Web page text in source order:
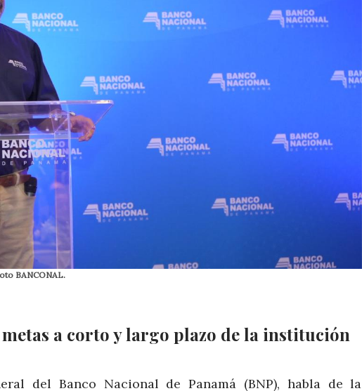
BANCONAL.
a corto y largo plazo de la institución
del Banco Nacional de Panamá (BNP), habla de la